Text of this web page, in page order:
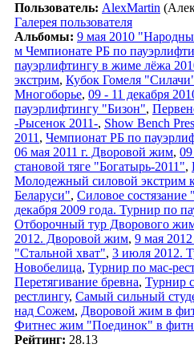
Пользователь: AlexMartin
Галерея пользователя
Альбомы: 9 мая 2010
м Чемпионате РБ по
пауэрлифтингу в жиме лёжа
экстрим, Кубок Гомеля
Многоборье, 09 - 11 декабря
пауэрлифтингу "Бизон",
-Рысенок 2011-, Show Bench
2011 , Чемпионат РБ по
06 мая 2011 г. Дворовой жим,
становой тяге "Богатырь-2011",
Молодежный силовой экстрим
Беларуси", Силовое
декабря 2009 года. Турнир по
Отборочный тур Дворового жим
2012. Дворовой жим, 9 мая
"Стальной хват", 3 июля 2012.
Новобелица, Турнир по мас-
Перетягивание бревна, Турнир
рестлингу, Самый сильный
над Сожем, Дворовой жим в
Фитнес жим "Поединок" в
Рейтинг: 28.13